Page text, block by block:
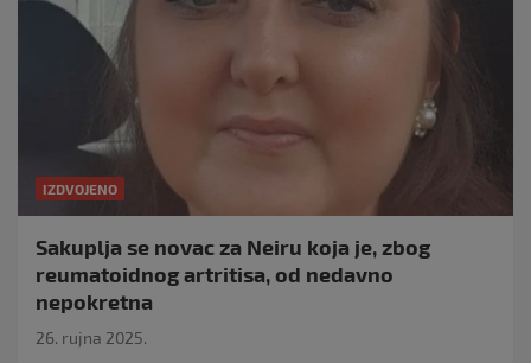
IZDVOJENO
Sakuplja se novac za Neiru koja je, zbog
reumatoidnog artritisa, od nedavno
nepokretna
26. rujna 2025.